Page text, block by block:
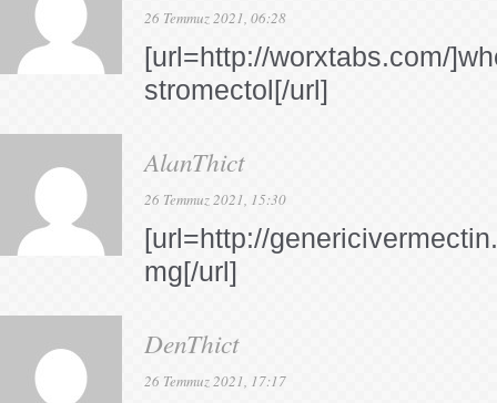
26 Temmuz 2021, 06:28
[url=http://worxtabs.com/
stromectol[/url]
AlanThict
26 Temmuz 2021, 15:30
[url=http://
mg[/url]
DenThict
26 Temmuz 2021, 17:17